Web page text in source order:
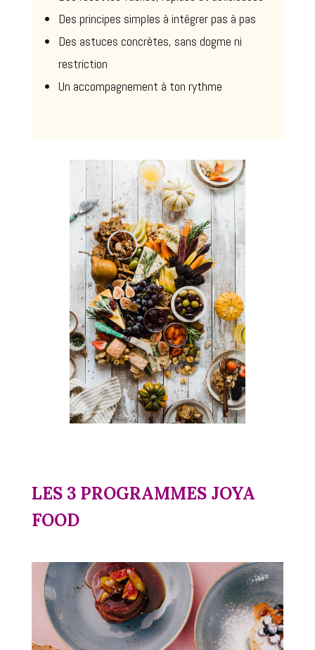
Des principes simples à intégrer pas à pas
Des astuces concrètes, sans dogme ni
restriction
Un accompagnement à ton rythme
LES 3 PROGRAMMES JOYA
FOOD